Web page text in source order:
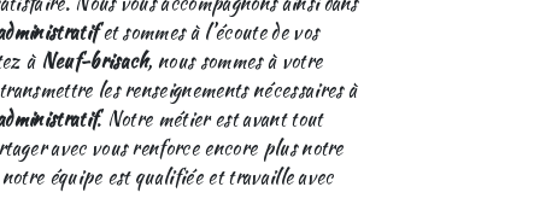
et sommes à l’écoute de vos
à Neuf-brisach, nous sommes à votre
les renseignements nécessaires à
. Notre métier est avant tout
avec vous renforce encore plus notre
équipe est qualifiée et travaille avec